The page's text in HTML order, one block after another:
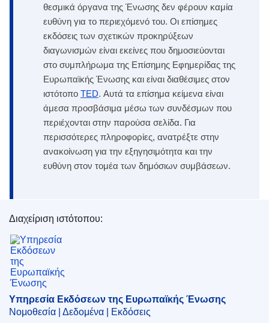
θεσμικά όργανα της Ένωσης δεν φέρουν καμία
ευθύνη για το περιεχόμενό του. Οι επίσημες
εκδόσεις των σχετικών προκηρύξεων
διαγωνισμών είναι εκείνες που δημοσιεύονται
στο συμπλήρωμα της Επίσημης Εφημερίδας της
Ευρωπαϊκής Ένωσης και είναι διαθέσιμες στον
ιστότοπο TED. Αυτά τα επίσημα κείμενα είναι
άμεσα προσβάσιμα μέσω των συνδέσμων που
περιέχονται στην παρούσα σελίδα. Για
περισσότερες πληροφορίες, ανατρέξτε στην
ανακοίνωση για την εξηγησιμότητα και την
ευθύνη στον τομέα των δημόσιων συμβάσεων.
Υπηρεσία Εκδόσεων της Ευρωπαϊκής Ένωσης
Διαχείριση ιστότοπου:
Υπηρεσία Εκδόσεων της Ευρωπαϊκής Ένωσης
Νομοθεσία | Δεδομένα | Εκδόσεις